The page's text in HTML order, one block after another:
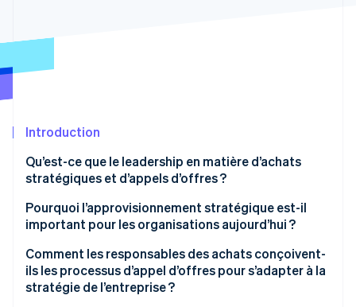
Radar
Atlas
Élimination du carbone
Vérification de l'identité
Stripe Sessions 2026
Découvrez comment Stripe construit l’infrastructure
Regarder la vidéo
Introduction
Qu’est-ce que le leadership en matière d’achats
stratégiques et d’appels d’offres ?
Pourquoi l’approvisionnement stratégique est-il
important pour les organisations aujourd’hui ?
Comment les responsables des achats conçoivent-
ils les processus d’appel d’offres pour s’adapter à la
stratégie de l’entreprise ?